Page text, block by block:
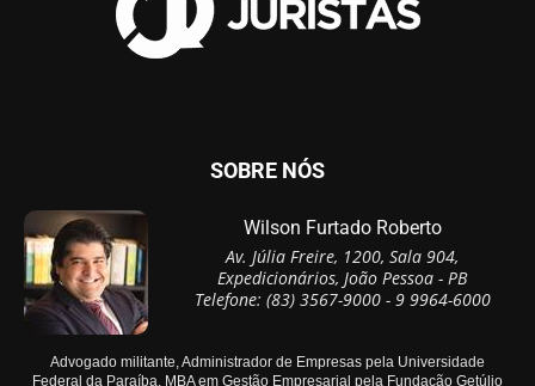
SOBRE NÓS
Wilson Furtado Roberto
Av. Júlia Freire, 1200, Sala 904,
Expedicionários, João Pessoa - PB
Telefone: (83) 3567-9000 - 9 9964-6000
Advogado militante, Administrador de Empresas pela Universidade
Federal da Paraíba, MBA em Gestão Empresarial pela Fundação Getúlio